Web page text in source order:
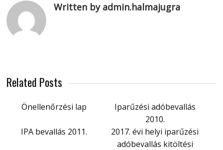
Written by admin.halmajugra
Related Posts
Önellenőrzési lap
Iparűzési adóbevallás
2010.
IPA bevallás 2011.
2017. évi helyi iparűzési
adóbevallás kitöltési